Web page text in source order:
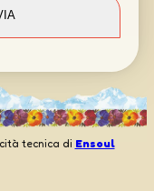
tecnica di Ensoul